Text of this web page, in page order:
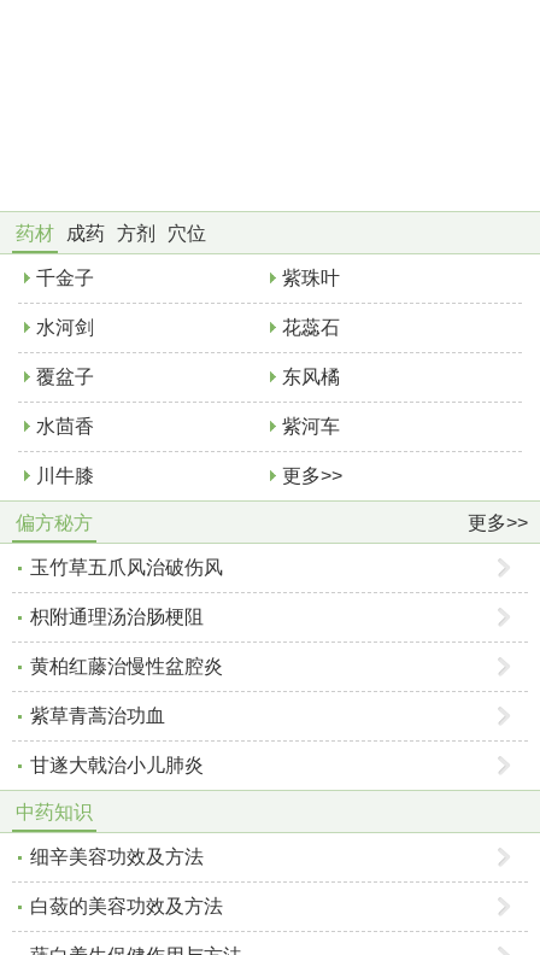
药材 成药 方剂 穴位
千金子 紫珠叶
水河剑 花蕊石
覆盆子 东风橘
水茴香 紫河车
川牛膝 更多>>
偏方秘方 更多>>
玉竹草五爪风治破伤风
枳附通理汤治肠梗阻
黄柏红藤治慢性盆腔炎
紫草青蒿治功血
甘遂大戟治小儿肺炎
中药知识
细辛美容功效及方法
白蔹的美容功效及方法